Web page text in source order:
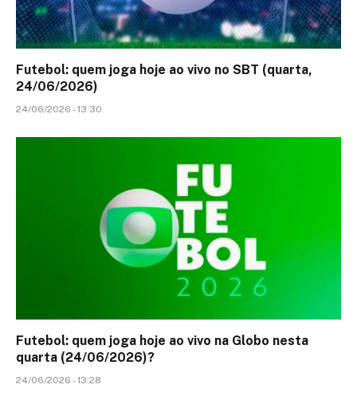
Futebol: quem joga hoje ao vivo no SBT (quarta,
24/06/2026)
24/06/2026 - 13:30
Futebol: quem joga hoje ao vivo na Globo nesta
quarta (24/06/2026)?
24/06/2026 - 13:28